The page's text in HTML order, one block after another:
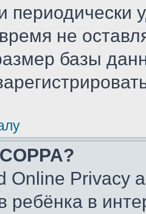
периодически
не
базы
Online Privacy
ребёнка в